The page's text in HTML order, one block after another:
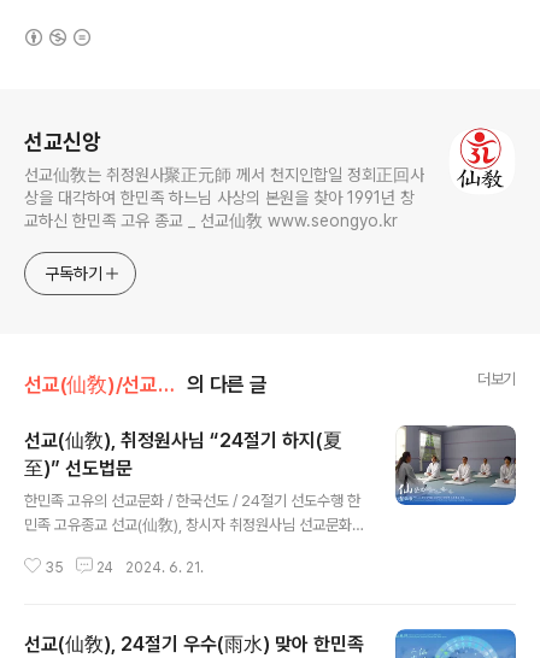
선교신앙
선교仙敎는 취정원사聚正元師 께서 천지인합일 정회正回사
상을 대각하여 한민족 하느님 사상의 본원을 찾아 1991년 창
교하신 한민족 고유 종교 _ 선교仙敎 www.seongyo.kr
구독하기
선교(仙敎)/선교수행 의 다른 글 더보기
선교(仙敎), 취정원사님 “24절기 하지(夏
至)” 선도법문
한민족 고유의 선교문화 / 한국선도 / 24절기 선도수행 한
민족 고유종교 선교(仙敎), 창시자 취정원사님 선교문화원
문 ※본 콘텐츠는 선교 창시자 취정원사님의 절기법문으로,
선림원절기학교] “ 24절기 하지(夏至)의 신성광명 인류교
35 24 2024. 6. 21.
선교(仙敎), 24절기 우수(雨水) 맞아 한민족